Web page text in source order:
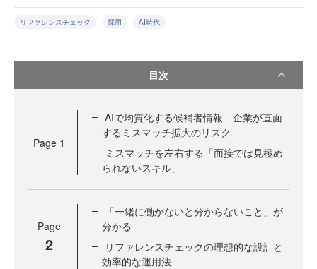
リファレンスチェック 採用 AI時代
目次
Page 1
AIで均質化する候補者情報 企業が直面
するミスマッチ拡大のリスク
ミスマッチを左右する「面接では見極め
られないスキル」
Page
2
「一緒に働かないと分からないこと」が
分かる
リファレンスチェックの理想的な設計と
効率的な運用法